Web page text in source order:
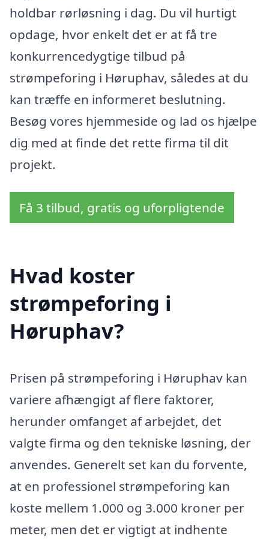
holdbar rørløsning i dag. Du vil hurtigt
opdage, hvor enkelt det er at få tre
konkurrencedygtige tilbud på
strømpeforing i Høruphav, således at du
kan træffe en informeret beslutning.
Besøg vores hjemmeside og lad os hjælpe
dig med at finde det rette firma til dit
projekt.
Få 3 tilbud, gratis og uforpligtende
Hvad koster
strømpeforing i
Høruphav?
Prisen på strømpeforing i Høruphav kan
variere afhængigt af flere faktorer,
herunder omfanget af arbejdet, det
valgte firma og den tekniske løsning, der
anvendes. Generelt set kan du forvente,
at en professionel strømpeforing kan
koste mellem 1.000 og 3.000 kroner per
meter, men det er vigtigt at indhente